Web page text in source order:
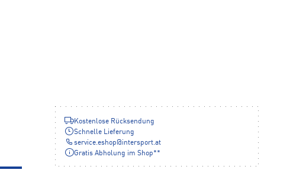
Kostenlose Rücksendung
Schnelle Lieferung
service.eshop@intersport.at
Gratis Abholung im Shop**